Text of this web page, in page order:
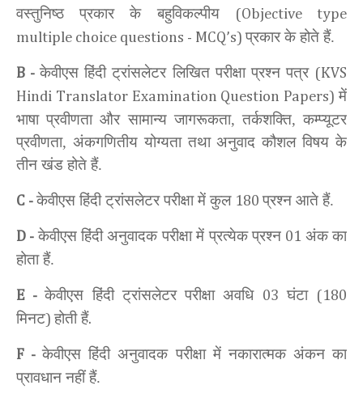
वस्तुनिष्ठ प्रकार के बहुविकल्पीय
(Objective type
multiple choice questions - MCQ’s) प्रकार के होते हैं.
B - केवीएस हिंदी ट्रांसलेटर लिखित परीक्षा प्रश्न पत्र (KVS
Hindi Translator Examination Question Papers) में
भाषा प्रवीणता और सामान्य जागरूकता, तर्कशक्ति, कम्प्यूटर
प्रवीणता, अंकगणितीय योग्यता तथा अनुवाद कौशल विषय के
तीन खंड होते हैं.
C - केवीएस हिंदी ट्रांसलेटर परीक्षा में कुल 180 प्रश्न आते हैं.
D - केवीएस हिंदी अनुवादक परीक्षा में प्रत्येक प्रश्न 01 अंक का
होता हैं.
E - केवीएस हिंदी ट्रांसलेटर परीक्षा अवधि 03 घंटा (180
मिनट) होती हैं.
F - केवीएस हिंदी अनुवादक परीक्षा में नकारात्मक अंकन का
प्रावधान नहीं हैं.